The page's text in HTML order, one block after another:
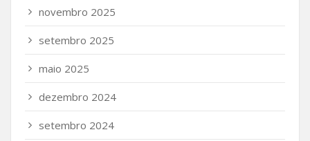
novembro 2025
setembro 2025
maio 2025
dezembro 2024
setembro 2024